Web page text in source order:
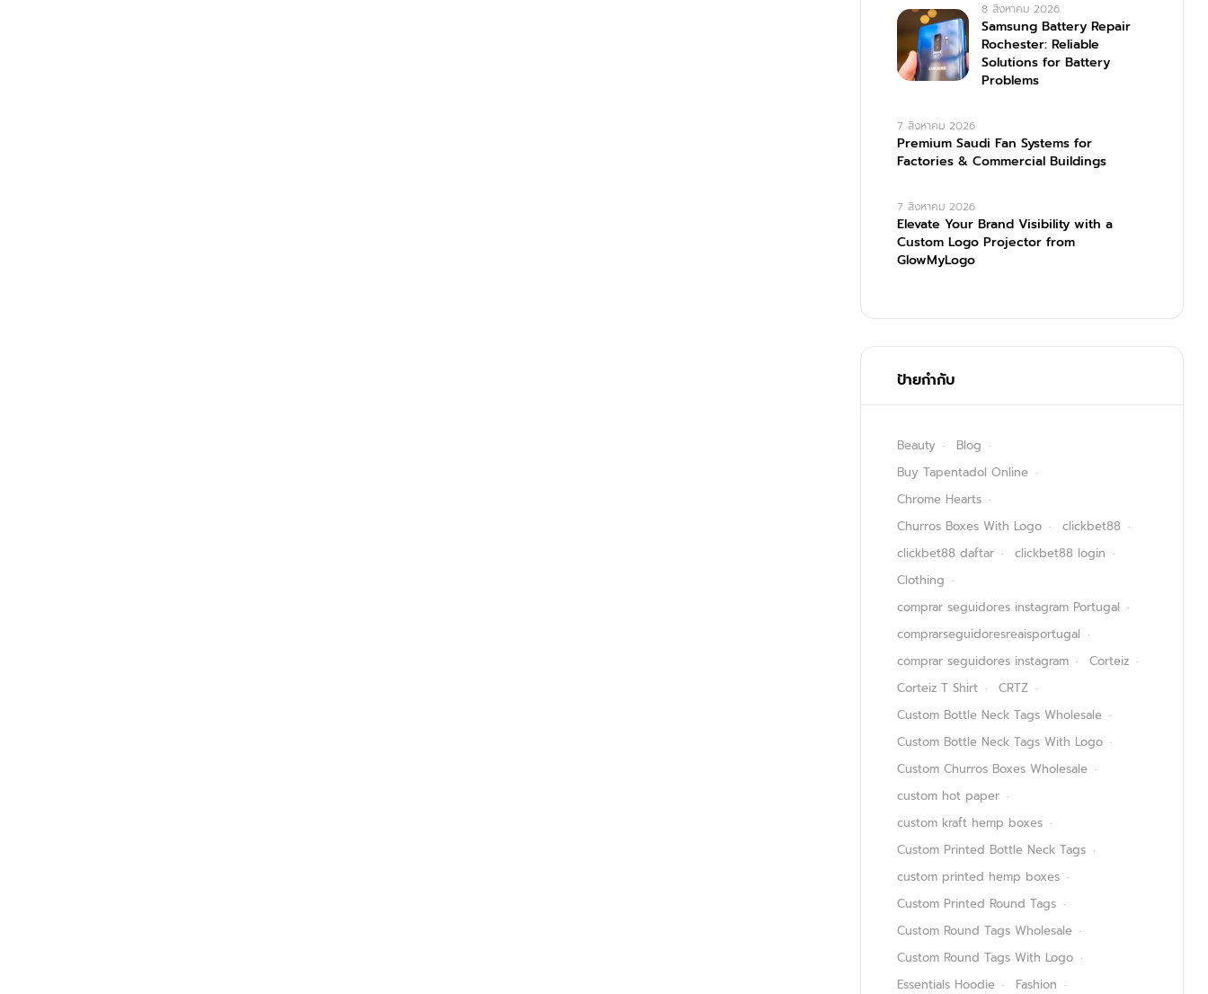
8 สิงหาคม 2026
Samsung Battery Repair
Rochester: Reliable
Solutions for Battery
Problems
7 สิงหาคม 2026
Premium Saudi Fan Systems for
Factories & Commercial Buildings
7 สิงหาคม 2026
Elevate Your Brand Visibility with a
Custom Logo Projector from
GlowMyLogo
ป้ายกำกับ
Beauty
Blog
Buy Tapentadol Online
Chrome Hearts
Churros Boxes With Logo
clickbet88
clickbet88 daftar
clickbet88 login
Clothing
comprar seguidores instagram Portugal
comprarseguidoresreaisportugal
comprar seguidores instagram
Corteiz
Corteiz T Shirt
CRTZ
Custom Bottle Neck Tags Wholesale
Custom Bottle Neck Tags With Logo
Custom Churros Boxes Wholesale
custom hot paper
custom kraft hemp boxes
Custom Printed Bottle Neck Tags
custom printed hemp boxes
Custom Printed Round Tags
Custom Round Tags Wholesale
Custom Round Tags With Logo
Essentials Hoodie
Fashion